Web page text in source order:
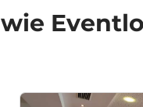
wie